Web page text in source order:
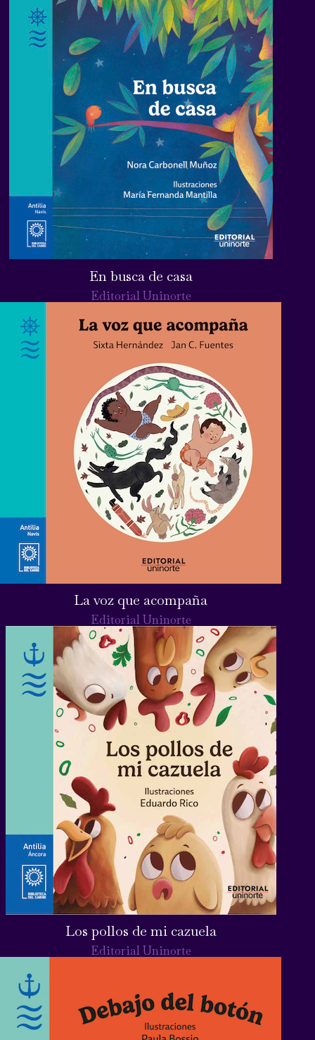
En busca de casa
Editorial Uninorte
La voz que acompaña
Editorial Uninorte
Los pollos de mi cazuela
Editorial Uninorte